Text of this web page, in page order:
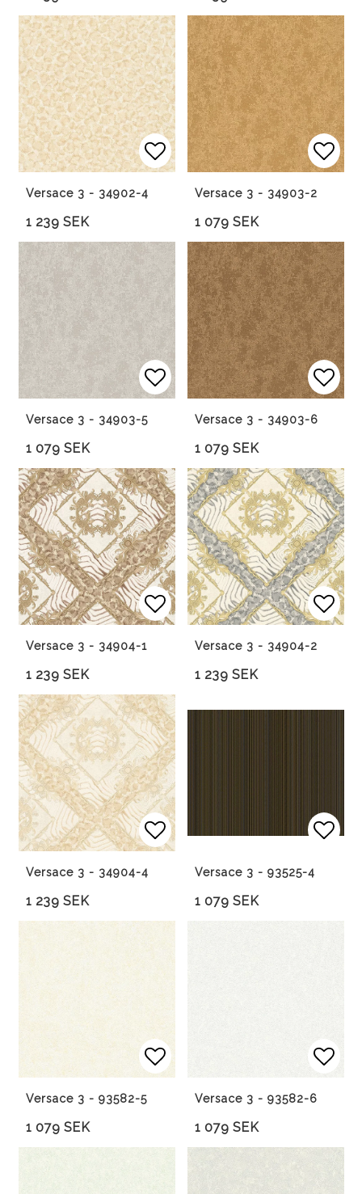
Lägg till i favoritlistan
Versace 3 - 34902-4
1 239 SEK
Versace 3 - 34903-2
1 079 SEK
Lägg till i favoritlistan
Versace 3 - 34903-5
1 079 SEK
Versace 3 - 34903-6
1 079 SEK
Lägg till i favoritlistan
Versace 3 - 34904-1
1 239 SEK
Versace 3 - 34904-2
1 239 SEK
Lägg till i favoritlistan
Versace 3 - 34904-4
1 239 SEK
Versace 3 - 93525-4
1 079 SEK
Lägg till i favoritlistan
Versace 3 - 93582-5
1 079 SEK
Versace 3 - 93582-6
1 079 SEK